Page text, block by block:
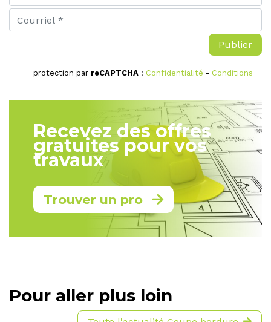
protection par reCAPTCHA : Confidentialité - Conditions
Recevez des offres
gratuites pour vos
travaux
Trouver un pro
Pour aller plus loin